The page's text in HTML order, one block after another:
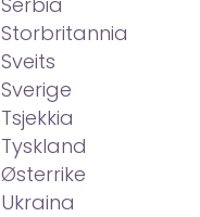
Storbritannia
Sveits
Sverige
Tsjekkia
Tyskland
Østerrike
Ukraina